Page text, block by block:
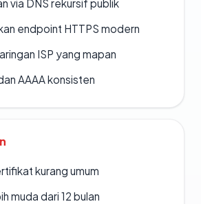
via DNS rekursif publik
endpoint HTTPS modern
ISP yang mapan
AAAA konsisten
kurang umum
muda dari 12 bulan